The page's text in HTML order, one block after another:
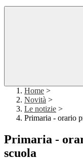
Home >
Novità >
Le notizie >
Primaria - orario
Primaria -
scuola